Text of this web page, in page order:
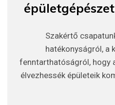
Szakértő
hatékonyságról, a
fenntarthatóságról, hogy
élvezhessék épületeik
Fűtésrendszer
Típusai:
Elektromos, gázos,